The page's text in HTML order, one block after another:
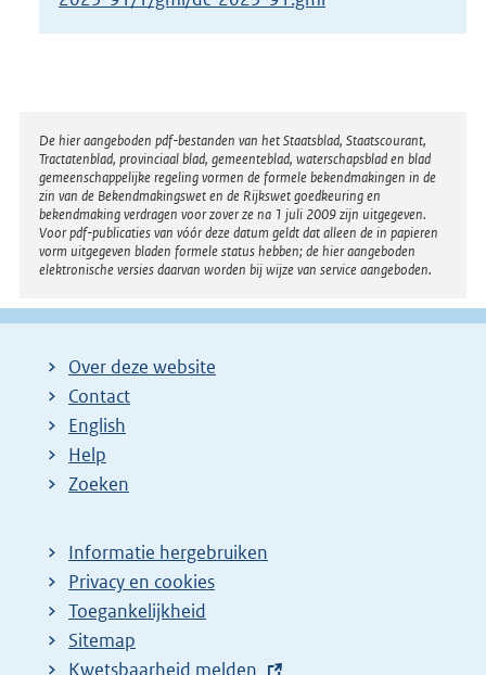
Disclaimer
De hier aangeboden pdf-bestanden van het Staatsblad, Staatscourant,
Tractatenblad, provinciaal blad, gemeenteblad, waterschapsblad en blad
gemeenschappelijke regeling vormen de formele bekendmakingen in de
zin van de Bekendmakingswet en de Rijkswet goedkeuring en
bekendmaking verdragen voor zover ze na 1 juli 2009 zijn uitgegeven.
Voor pdf-publicaties van vóór deze datum geldt dat alleen de in papieren
vorm uitgegeven bladen formele status hebben; de hier aangeboden
elektronische versies daarvan worden bij wijze van service aangeboden.
Over deze website
Contact
English
Help
Zoeken
Informatie hergebruiken
Privacy en cookies
Toegankelijkheid
Sitemap
E
Kwetsbaarheid melden